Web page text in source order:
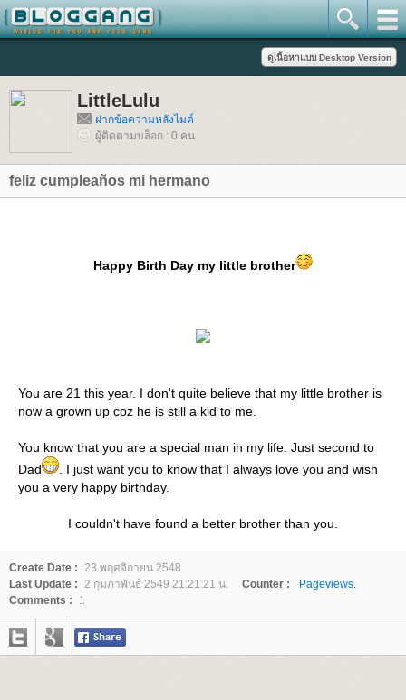
LittleLulu
ฝากข้อความหลังไมค์
ผู้ติดตามบล็อก : 0 คน
feliz cumpleaños mi hermano
Happy Birth Day my little brother
You are 21 this year. I don't quite believe that my little brother is
now a grown up coz he is still a kid to me.
You know that you are a special man in my life. Just second to
Dad
. I just want you to know that I always love you and wish
you a very happy birthday.
I couldn't have found a better brother than you.
Create Date : 23 พฤศจิกายน 2548
Last Update : 2 กุมภาพันธ์ 2549 21:21:21 น. Counter :
Pageviews.
Comments :
1